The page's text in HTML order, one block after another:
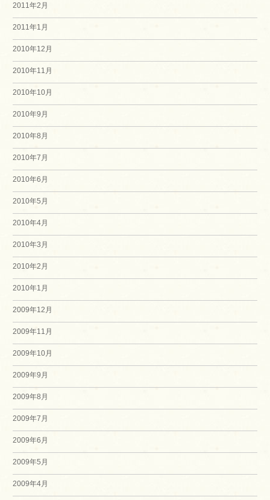
2011年2月
2011年1月
2010年12月
2010年11月
2010年10月
2010年9月
2010年8月
2010年7月
2010年6月
2010年5月
2010年4月
2010年3月
2010年2月
2010年1月
2009年12月
2009年11月
2009年10月
2009年9月
2009年8月
2009年7月
2009年6月
2009年5月
2009年4月